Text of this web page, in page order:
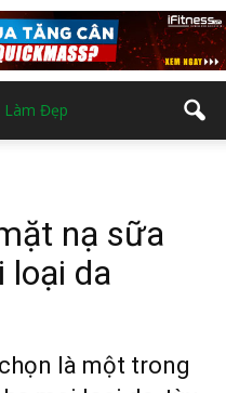
nạ sữa
loại da
là một trong